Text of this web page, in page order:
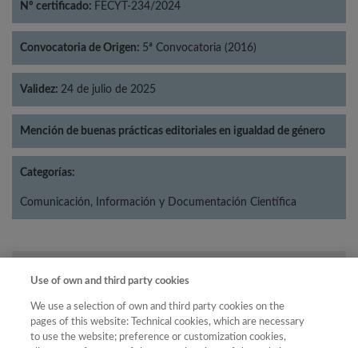
Nº certificado: FECYT-234/2024
Convocatoria de Origen: 5ª Convocatoria (2016)
Validez: 24 de julio de 2025
Mención de buenas prácticas editoriales en igualdad de género
Categorías:
Comunicación, Información y Documentación Científica
Año
Año
Use of own and third party cookies
We use a selection of own and third party cookies on the
pages of this website: Technical cookies, which are necessary
to use the website; preference or customization cookies,